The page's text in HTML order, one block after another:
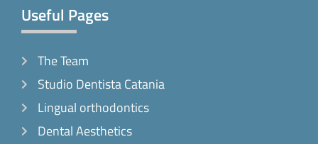
Useful Pages
The Team
Studio Dentista Catania
Lingual orthodontics
Dental Aesthetics